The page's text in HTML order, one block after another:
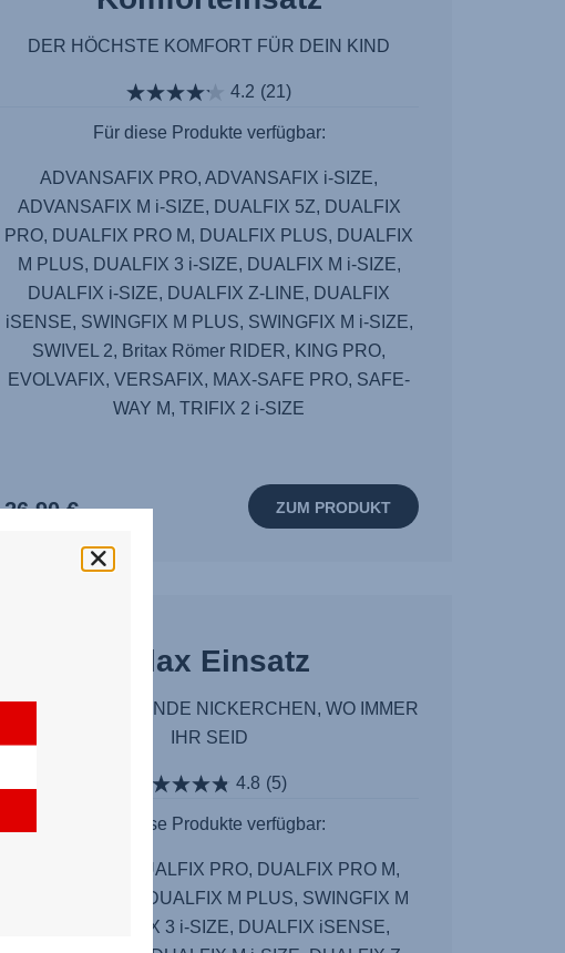
DER HÖCHSTE KOMFORT FÜR DEIN KIND
4.2 (21)
Für diese Produkte verfügbar:
ADVANSAFIX PRO, ADVANSAFIX i-SIZE,
ADVANSAFIX M i-SIZE, DUALFIX 5Z, DUALFIX
PRO, DUALFIX PRO M, DUALFIX PLUS, DUALFIX
M PLUS, DUALFIX 3 i-SIZE, DUALFIX M i-SIZE,
DUALFIX i-SIZE, DUALFIX Z-LINE, DUALFIX
iSENSE, SWINGFIX M PLUS, SWINGFIX M i-SIZE,
SWIVEL 2, Britax Römer RIDER, KING PRO,
EVOLVAFIX, VERSAFIX, MAX-SAFE PRO, SAFE-
WAY M, TRIFIX 2 i-SIZE
26,90 € ZUM PRODUKT
Relax Einsatz
FÜR ENTSPANNENDE NICKERCHEN, WO IMMER
IHR SEID
4.8 (5)
Für diese Produkte verfügbar:
DUALFIX 5Z, DUALFIX PRO, DUALFIX PRO M,
DUALFIX PLUS, DUALFIX M PLUS, SWINGFIX M
PLUS, DUALFIX 3 i-SIZE, DUALFIX iSENSE,